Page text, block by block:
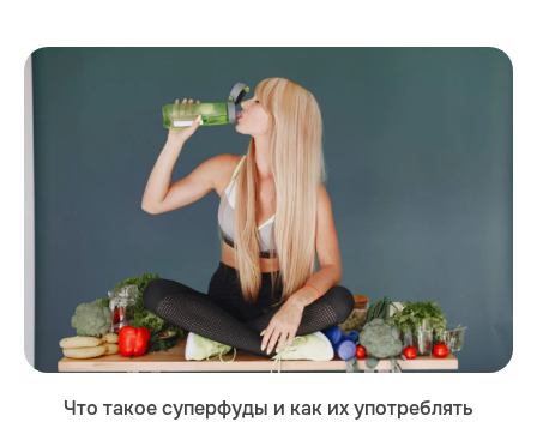
Что такое суперфуды и как их употреблять